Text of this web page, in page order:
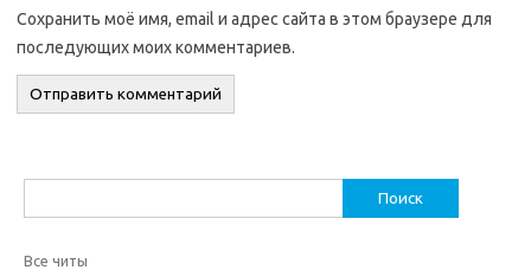
Сохранить моё имя, email и адрес сайта в этом браузере для
последующих моих комментариев.
Все читы